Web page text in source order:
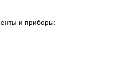
и приборы: